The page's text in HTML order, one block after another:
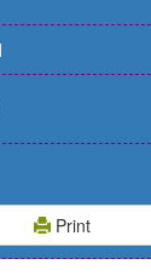
Print